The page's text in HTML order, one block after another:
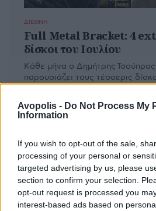
Avopolis - Do Not Process My
Information
If you wish to opt-out of the sale,
processing of your personal or
targeted advertising by us, please
section to confirm your selection.
opt-out request is processed you
interest-based ads based on
ΔΙΕΘΝΗ
Full Metal Bracket: 4
δίσκοι του Ιουλίου
Κάθε μήνα ο Δημήτρης Τσούπρος
παρουσιάζει τους τέσσερις